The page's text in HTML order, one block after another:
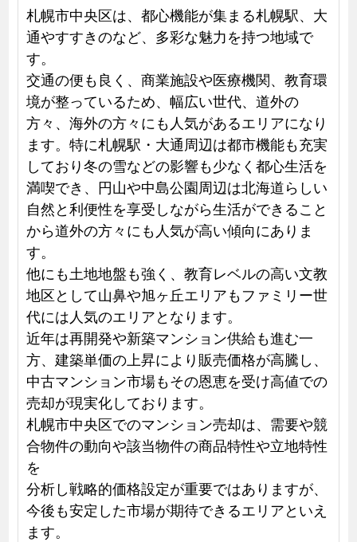
札幌市中央区は、都心機能が集まる札幌駅、大
通やすすきのなど、多彩な魅力を持つ地域で
す。
交通の便も良く、商業施設や医療機関、教育環
境が整っているため、幅広い世代、道外の
方々、海外の方々にも人気があるエリアになり
ます。特に札幌駅・大通周辺は都市機能も充実
しており冬の雪などの影響も少なく都心生活を
満喫でき、円山や中島公園周辺は北海道らしい
自然と利便性を享受しながら生活ができること
から道外の方々にも人気が高い傾向にありま
す。
他にも土地地盤も強く、教育レベルの高い文教
地区として山鼻や旭ヶ丘エリアもファミリー世
代には人気のエリアとなります。
近年は再開発や新築マンション供給も進む一
方、建築単価の上昇により販売価格が高騰し、
中古マンション市場もその恩恵を受け高値での
売却が現実化しております。
札幌市中央区でのマンション売却は、需要や競
合物件の動向や該当物件の商品特性や立地特性
を
分析し戦略的価格設定が重要ではありますが、
今後も安定した市場が期待できるエリアといえ
ます。